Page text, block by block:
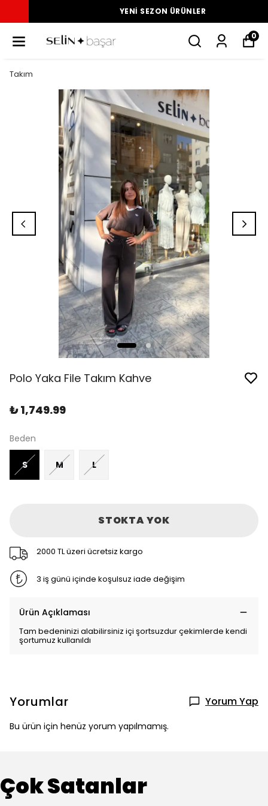
YENI SEZON ÜRÜNLER
0
Takım
Polo Yaka File Takım Kahve
₺ 1,749.99
Beden
S M L
STOKTA YOK
2000 TL üzeri ücretsiz kargo
3 iş günü içinde koşulsuz iade değişim
Ürün Açıklaması
Tam bedeninizi alabilirsiniz içi şortsuzdur çekimlerde kendi
şortumuz kullanıldı
Yorumlar Yorum Yap
Bu ürün için henüz yorum yapılmamış.
Çok Satanlar